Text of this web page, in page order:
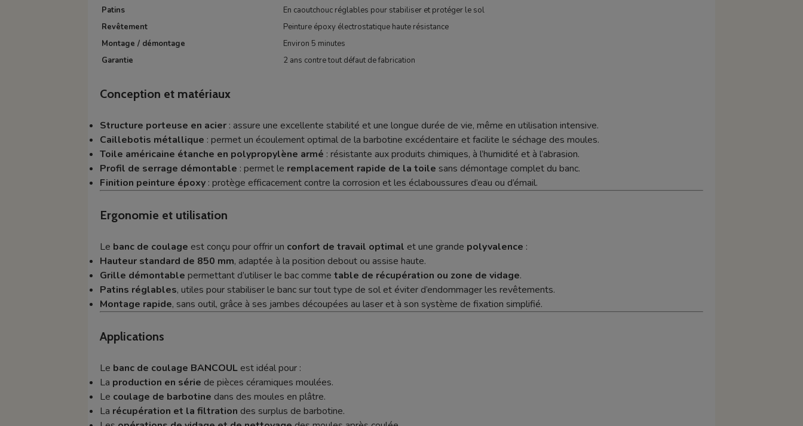
Patins
En caoutchouc réglables pour stabiliser et protéger le sol
Revêtement
Peinture époxy électrostatique haute résistance
Montage / démontage
Environ 5 minutes
Garantie
2 ans contre tout défaut de fabrication
Conception et matériaux
Structure porteuse en acier: assure une excellente stabilité et une longue durée de vie, même en utilisation intensive.
Caillebotis métallique : permet un écoulement optimal de la barbotine excédentaire et facilite le séchage des moules.
Toile américaine étanche en polypropylène armé : résistante aux produits chimiques, à l’humidité et à l’abrasion.
Profil de serrage démontable : permet le remplacement rapide de la toile sans démontage complet du banc.
Finition peinture époxy: protège efficacement contre la corrosion et les éclaboussures d’eau ou d’émail.
Ergonomie et utilisation
Le banc de coulage est conçu pour offrir un confort de travail optimal et une grande polyvalence :
Hauteur standard de 850 mm, adaptée à la position debout ou assise haute.
Grille démontable permettant d’utiliser le bac comme table de récupération ou zone de vidage.
Patins réglables, utiles pour stabiliser le banc sur tout type de sol et éviter d’endommager les revêtements.
Montage rapide, sans outil, grâce à ses jambes découpées au laser et à son système de fixation simplifié.
Applications
Le banc de coulage BANCOULest idéal pour :
La production en série de pièces céramiques moulées.
Le coulage de barbotine dans des moules en plâtre.
La récupération et la filtration des surplus de barbotine.